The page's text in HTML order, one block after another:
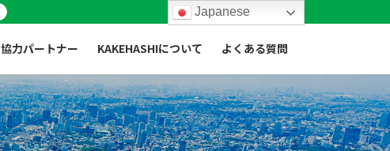
協力パートナー KAKEHASHIについて よくある質問
Japanese